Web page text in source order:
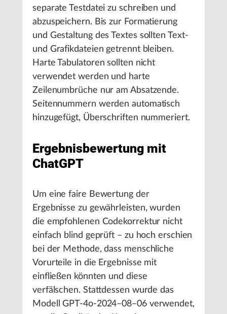
separate Testdatei zu schreiben und
abzuspeichern. Bis zur Formatierung
und Gestaltung des Textes sollten Text-
und Grafikdateien getrennt bleiben.
Harte Tabulatoren sollten nicht
verwendet werden und harte
Zeilenumbrüche nur am Absatzende.
Seitennummern werden automatisch
hinzugefügt, Überschriften nummeriert.
Ergebnisbewertung mit
ChatGPT
Um eine faire Bewertung der
Ergebnisse zu gewährleisten, wurden
die empfohlenen Codekorrektur nicht
einfach blind geprüft – zu hoch erschien
bei der Methode, dass menschliche
Vorurteile in die Ergebnisse mit
einfließen könnten und diese
verfälschen. Stattdessen wurde das
Modell GPT-4o-2024–08–06 verwendet,